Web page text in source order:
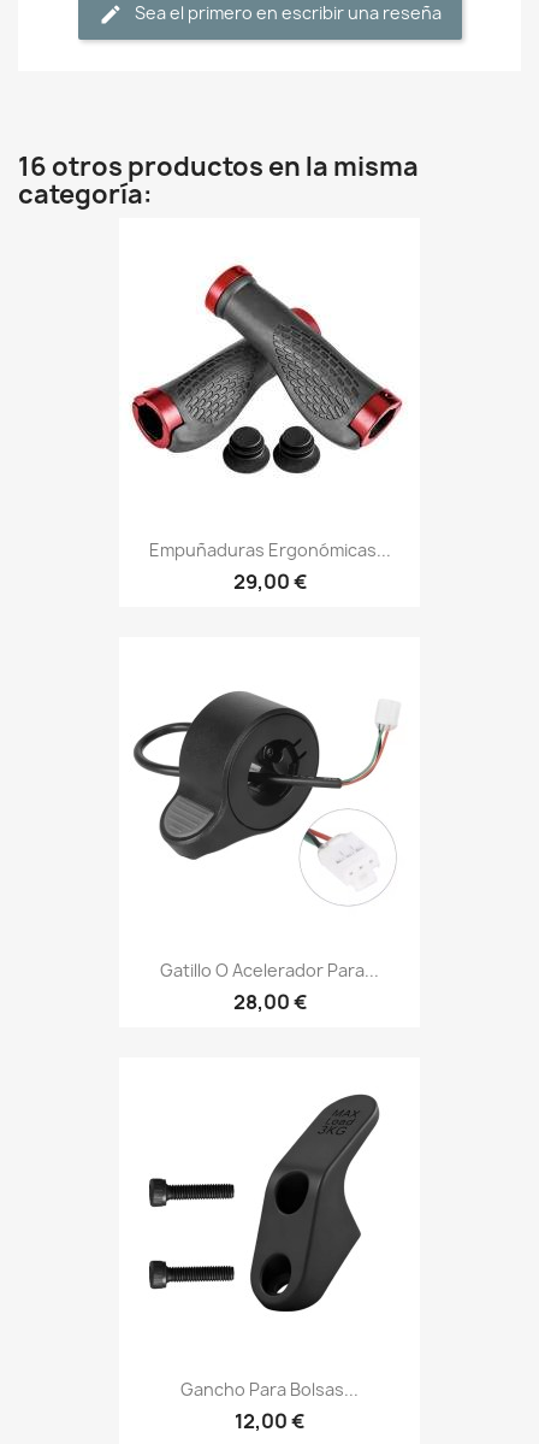
Sea el primero en escribir una reseña
16 otros productos en la misma
categoría:
Empuñaduras Ergonómicas...
29,00 €
Gatillo O Acelerador Para...
28,00 €
Gancho Para Bolsas...
12,00 €